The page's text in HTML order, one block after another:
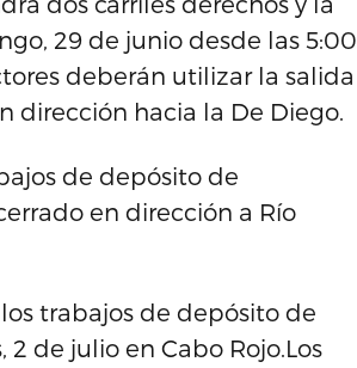
29 de junio desde las 5:00
deberán utilizar la salida
dirección hacia la De Diego.
de depósito de
en dirección a Río
trabajos de depósito de
de julio en Cabo Rojo.Los